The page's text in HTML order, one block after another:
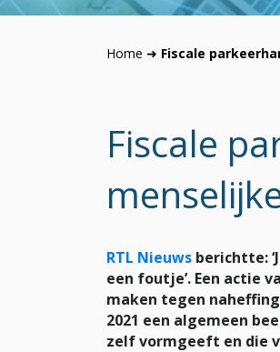
Home ➜ Fiscale
Fiscale
RTL Nieuws berichtte:
een foutje’. Een actie
maken tegen
2021 een algemeen
zelf vormgeeft en die